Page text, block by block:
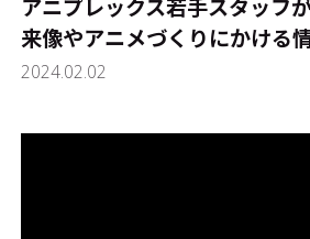
アニプレックス若手スタッフが
来像やアニメづくりにかける
2024.02.02